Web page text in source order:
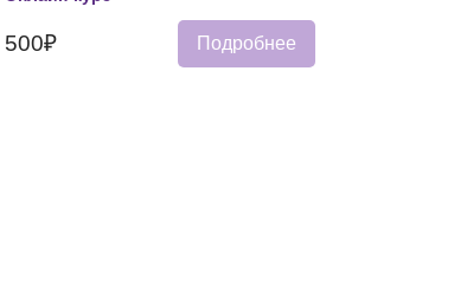
500₽ Подробнее